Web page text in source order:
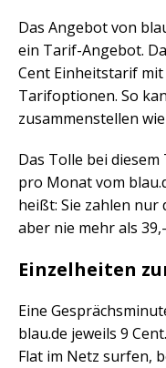
Das Angebot von
ein Tarif-Angebot.
Cent Einheitstarif
Tarifoptionen. So
zusammenstellen
Das Tolle bei diesem
pro Monat vom
heißt: Sie zahlen nur
aber nie mehr als
Einzelheiten
Eine
blau.de jeweils 9
Flat im Netz surfen,